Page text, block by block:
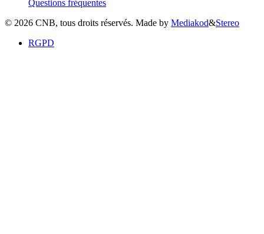
Questions fréquentes
© 2026 CNB, tous droits réservés. Made by Mediakod&Stereo
RGPD